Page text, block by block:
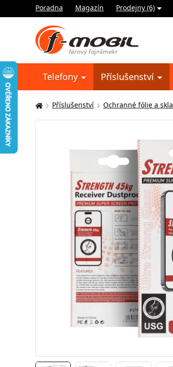
Poradna Magazín Prodejny (6)
Telefony Příslušenství
Zde
se
Příslušenství Ochranné fólie a skla